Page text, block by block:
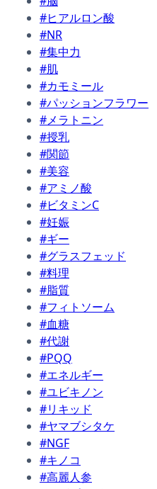
#ヒアルロン酸
#NR
#集中力
#肌
#カモミール
#パッションフラワー
#メラトニン
#授乳
#関節
#美容
#アミノ酸
#ビタミンC
#妊娠
#ギー
#グラスフェッド
#料理
#脂質
#フィトソーム
#血糖
#代謝
#PQQ
#エネルギー
#ユビキノン
#リキッド
#ヤマブシタケ
#NGF
#キノコ
#高麗人参